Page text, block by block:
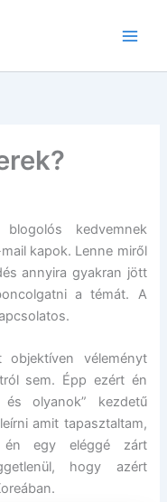
kedvemnek
kapok. Lenne miről
annyira gyakran jött
a témát. A
objektíven véleményt
sem. Épp ezért én
olyanok” kezdetű
amit tapasztaltam,
egy eléggé zárt
hogy azért